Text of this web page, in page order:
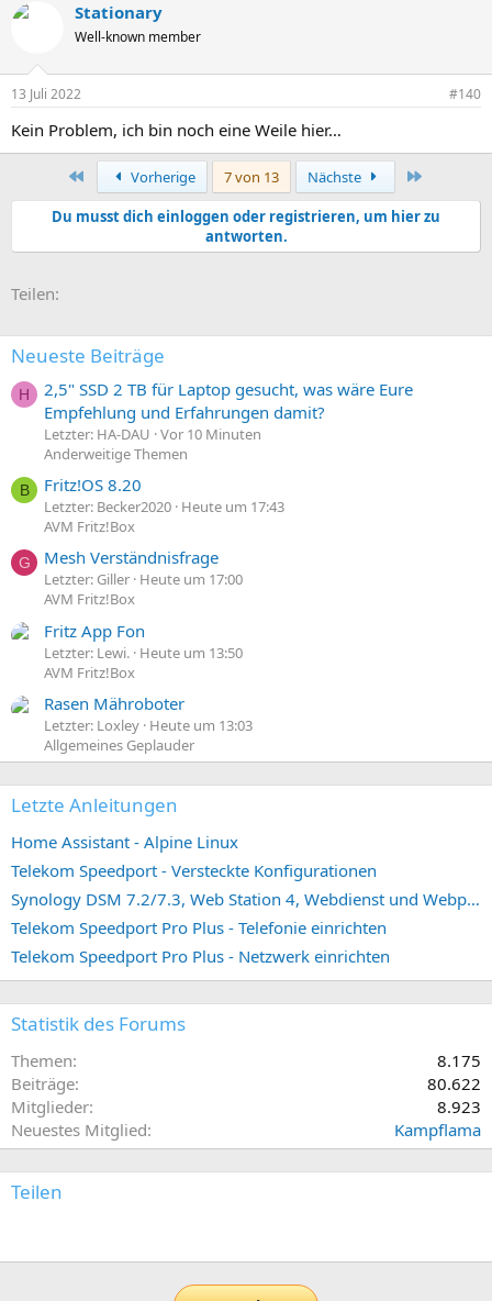
Stationary
Well-known member
13 Juli 2022 #140
Kein Problem, ich bin noch eine Weile hier…
Erste Vorherige 7 von 13 Nächste
Du musst dich einloggen oder registrieren, um hier zu
antworten.
Teilen:
Neueste Beiträge
H
2,5" SSD 2 TB für Laptop gesucht, was wäre Eure
Empfehlung und Erfahrungen damit?
Letzter: HA-DAU Vor 10 Minuten
Anderweitige Themen
B Fritz!OS 8.20
Letzter: Becker2020 Heute um 17:43
AVM Fritz!Box
G Mesh Verständnisfrage
Letzter: Giller Heute um 17:00
AVM Fritz!Box
Fritz App Fon
Letzter: Lewi. Heute um 13:50
AVM Fritz!Box
Rasen Mähroboter
Letzter: Loxley Heute um 13:03
Allgemeines Geplauder
Letzte Anleitungen
Home Assistant - Alpine Linux
Telekom Speedport - Versteckte Konfigurationen
Synology DSM 7.2/7.3, Web Station 4, Webdienst und Webportal erstellen (ehemals vHost)
Telekom Speedport Pro Plus - Telefonie einrichten
Telekom Speedport Pro Plus - Netzwerk einrichten
Statistik des Forums
Themen
8.175
Beiträge
80.622
Mitglieder
8.923
Neuestes Mitglied
Kampflama
Teilen